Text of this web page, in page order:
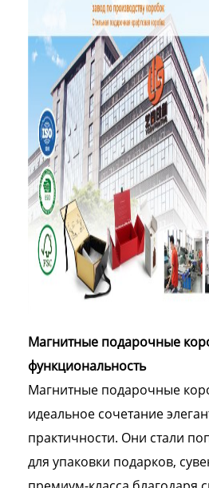
Магнитные подарочные
функциональность
Магнитные подарочные
идеальное сочетание
практичности. Они стали
для упаковки подарков,